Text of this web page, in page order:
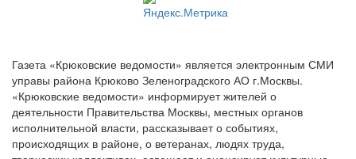
Газета «Крюковские ведомости» является электронным СМИ
управы района Крюково Зеленоградского АО г.Москвы.
«Крюковские ведомости» информирует жителей о
деятельности Правительства Москвы, местных органов
исполнительной власти, рассказывает о событиях,
происходящих в районе, о ветеранах, людях труда,